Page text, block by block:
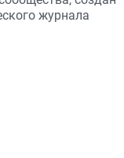
журнала